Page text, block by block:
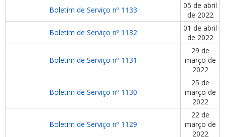
Boletim de Serviço nº 1133
05 de abril
de 2022
Boletim de Serviço nº 1132
01 de abril
de 2022
Boletim de Serviço nº 1131
29 de
março de
2022
Boletim de Serviço nº 1130
25 de
março de
2022
Boletim de Serviço nº 1129
22 de
março de
2022